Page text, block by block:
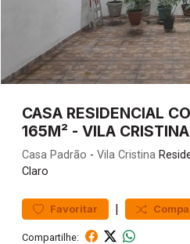
CASA RESIDENCIAL
165M² - VILA
Casa Padrão - Vila Cristina
Claro
Favoritar |
Compartilhe: